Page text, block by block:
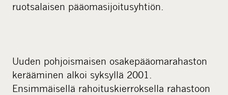
ruotsalaisen pääomasijoitusyhtiön.
Uuden pohjoismaisen osakepääomarahaston
kerääminen alkoi syksyllä 2001.
Ensimmäisellä rahoituskierroksella rahastoon